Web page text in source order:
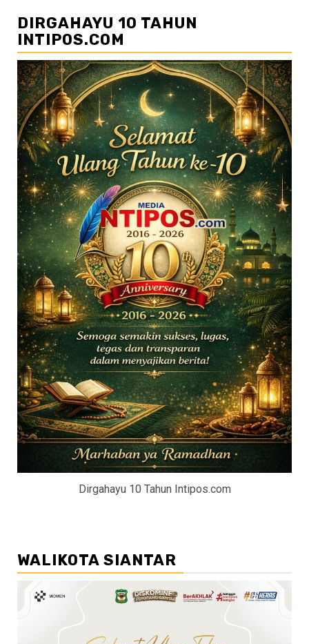
DIRGAHAYU 10 TAHUN
INTIPOS.COM
Dirgahayu 10 Tahun Intipos.com
WALIKOTA SIANTAR